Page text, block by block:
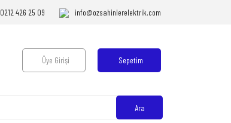
0212 426 25 09 info@ozsahinlerelektrik.com
Üye Girişi Sepetim
Ara